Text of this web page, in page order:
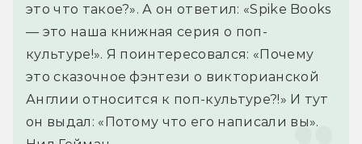
это что такое?». А он ответил: «Spike Books
— это наша книжная серия о поп-
культуре!». Я поинтересовался: «Почему
это сказочное фэнтези о викторианской
Англии относится к поп-культуре?!» И тут
он выдал: «Потому что его написали вы».